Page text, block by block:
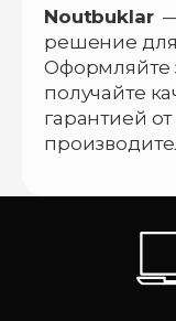
Noutbuklar
решение для
Оформляйте
получайте
гарантией